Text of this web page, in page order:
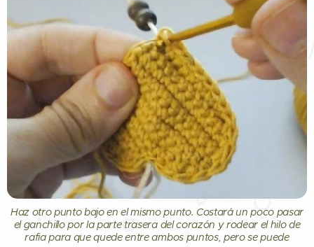
Haz otro punto bajo en el mismo punto. Costará un poco pasar
el ganchillo por la parte trasera del corazón y rodear el hilo de
rafia para que quede entre ambos puntos, pero se puede